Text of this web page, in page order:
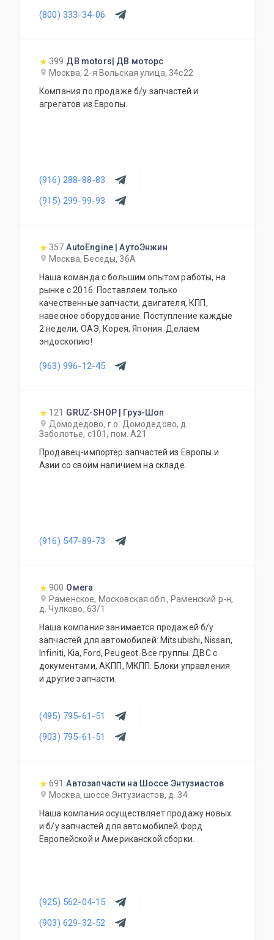
(800) 333-34-06
399 ДВ motors| ДВ моторс
Москва, 2-я Вольская улица, 34с22
Компания по продаже б/у запчастей и
агрегатов из Европы.
(916) 288-88-83
(915) 299-99-93
357 AutoEngine | АутоЭнжин
Москва, Беседы, 36А
Наша команда с большим опытом работы, на
рынке с 2016. Поставляем только
качественные запчасти, двигателя, КПП,
навесное оборудование. Поступление каждые
2 недели, ОАЭ, Корея, Япония. Делаем
эндоскопию!
(963) 996-12-45
121 GRUZ-SHOP | Груз-Шоп
Домодедово, г.о. Домодедово, д.
Заболотье, с101, пом. А21
Продавец-импортёр запчастей из Европы и
Азии со своим наличием на складе.
(916) 547-89-73
900 Омега
Раменское, Московская обл., Раменский р-н,
д. Чулково, 63/1
Наша компания занимается продажей б/у
запчастей для автомобилей: Mitsubishi, Nissan,
Infiniti, Kia, Ford, Peugeot. Все группы. ДВС с
документами, АКПП, МКПП. Блоки управления
и другие запчасти.
(495) 795-61-51
(903) 795-61-51
691 Автозапчасти на Шоссе Энтузиастов
Москва, шоссе Энтузиастов, д. 34
Наша компания осуществляет продажу новых
и б/у запчастей для автомобилей Форд
Европейской и Американской сборки.
(925) 562-04-15
(903) 629-32-52